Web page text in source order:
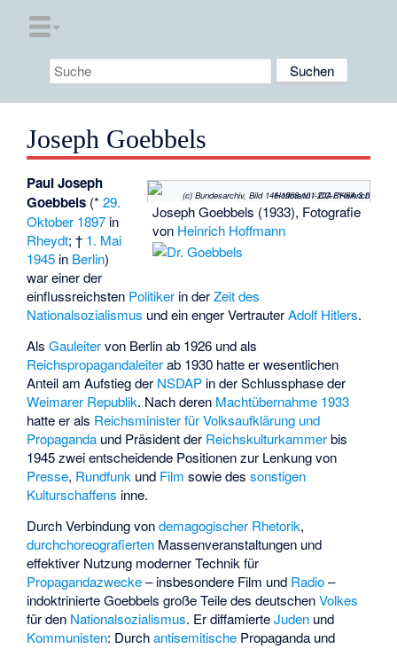
Joseph Goebbels
(c) Bundesarchiv, Bild 146-1968-101-20A / Heinrich Hoffmann / CC-BY-SA 3.0
Joseph Goebbels (1933), Fotografie
von Heinrich Hoffmann
Paul Joseph
Goebbels (*29.
Oktober 1897 in
Rheydt; † 1. Mai
1945 in Berlin)
war einer der
einflussreichsten Politiker in derZeit des
Nationalsozialismus und ein enger VertrauterAdolf Hitlers.
AlsGauleitervon Berlin ab 1926 und als
Reichspropagandaleiterab 1930 hatte er wesentlichen
Anteil am Aufstieg der NSDAP in der Schlussphase der
Weimarer Republik. Nach deren Machtübernahme 1933
hatte er als Reichsminister für Volksaufklärung und
Propaganda und Präsident der Reichskulturkammerbis
1945 zwei entscheidende Positionen zur Lenkung von
Presse, Rundfunk und Film sowie dessonstigen
Kulturschaffens inne.
Durch Verbindung vondemagogischer Rhetorik,
durchchoreografierten Massenveranstaltungen und
effektiver Nutzung moderner Technik für
Propagandazwecke– insbesondere Film und Radio–
indoktrinierteGoebbels große Teile des deutschenVolkes
für den Nationalsozialismus. Erdiffamierte Juden und
Kommunisten: Durchantisemitische Propaganda und